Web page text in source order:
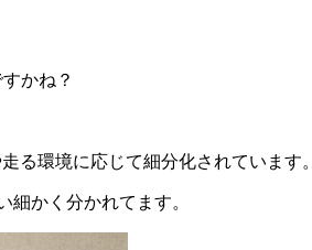
かね？
る環境に応じて細分化されています。
かく分かれてます。